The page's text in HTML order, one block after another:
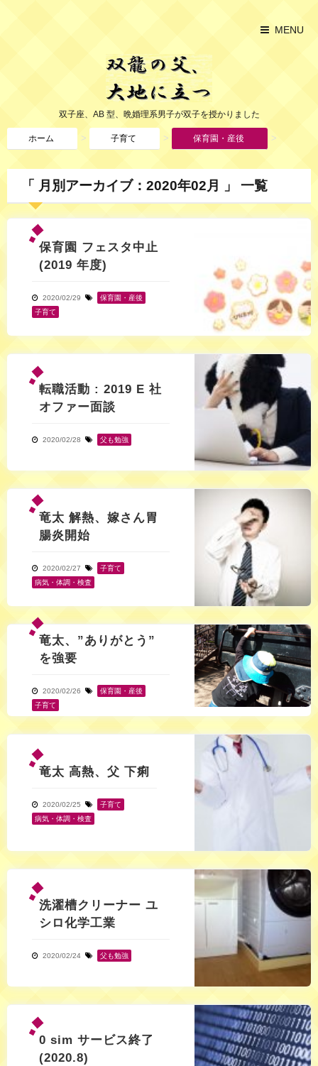
MENU
双子座、AB 型、晩婚理系男子が双子を授かりました
ホーム > 子育て > 保育園・産後 >
「 月別アーカイブ：2020年02月 」 一覧
保育園 フェスタ中止
(2019 年度)
2020/02/29 保育園・産後
子育て
転職活動 : 2019 E 社
オファー面談
2020/02/28 父も勉強
竜太 解熱、嫁さん胃
腸炎開始
2020/02/27 子育て
病気・体調・検査
竜太、”ありがとう”
を強要
2020/02/26 保育園・産後
子育て
竜太 高熱、父 下痢
2020/02/25 子育て
病気・体調・検査
洗濯槽クリーナー ユ
シロ化学工業
2020/02/24 父も勉強
0 sim サービス終了
(2020.8)